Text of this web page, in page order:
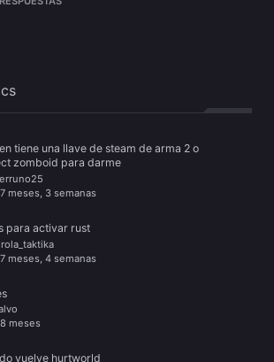
tiene una llave de steam de arma 2 o
zomboid para darme
meses, 3 semanas
para activar rust
meses, 4 semanas
meses
vuelve hurtworld